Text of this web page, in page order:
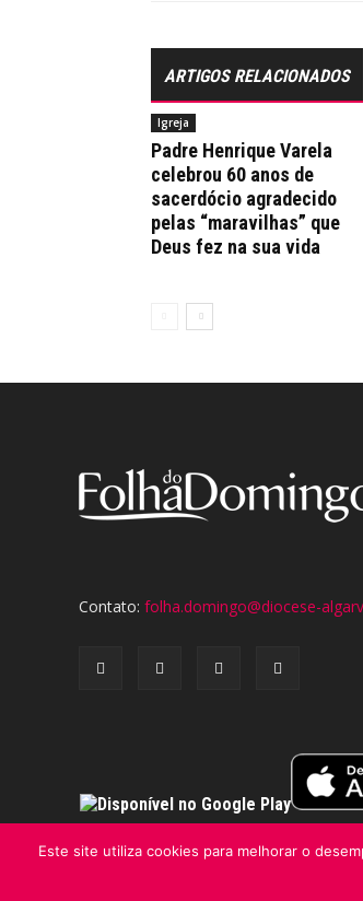
ARTIGOS RELACIONADOS
Igreja
Padre Henrique Varela
celebrou 60 anos de
sacerdócio agradecido
pelas “maravilhas” que
Deus fez na sua vida
Contato: folha.domingo@diocese-
Este site utiliza cookies para melhorar o